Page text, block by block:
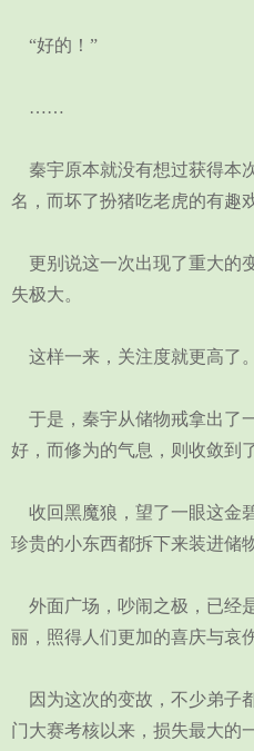
“好的！”
……
秦宇原本就没有想过获得本
名，而坏了扮猪吃老虎的有趣
更别说这一次出现了重大的
失极大。
这样一来，关注度就更高了。
于是，秦宇从储物戒拿出了
好，而修为的气息，则收敛到
收回黑魔狼，望了一眼这金
珍贵的小东西都拆下来装进储
外面广场，吵闹之极，已经
丽，照得人们更加的喜庆与哀伤
因为这次的变故，不少弟子
门大赛考核以来，损失最大的